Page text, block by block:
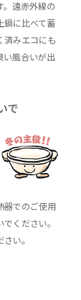
。遠赤外線の
鍋に比べて蓄
済みエコにも
い風合いが出
で
器でのご使用
ください。
い。